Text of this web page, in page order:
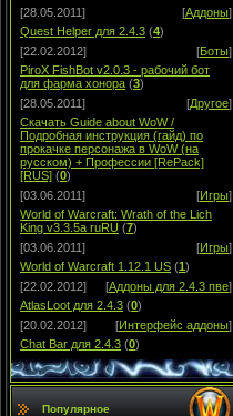
[28.05.2011]
[Аддоны]
Quest Helper для 2.4.3 (4)
[22.02.2012]
[Боты]
PiroX FishBot v2.0.3 - рабочий бот
для фарма хонора (3)
[28.05.2011]
[Другое]
Скачать Guide about WoW /
Подробная инструкция (гайд) по
прокачке персонажа в WoW (на
русском) + Профессии [RePack]
[RUS] (0)
[03.06.2011]
[Игры]
World of Warcraft: Wrath of the Lich
King v3.3.5a ruRU (7)
[03.06.2011]
[Игры]
World of Warcraft 1.12.1 US (1)
[22.02.2012]
[Аддоны для 2.4.3 пве]
AtlasLoot для 2.4.3 (0)
[20.02.2012]
[Интерфейс аддоны]
Chat Bar для 2.4.3 (0)
Популярное